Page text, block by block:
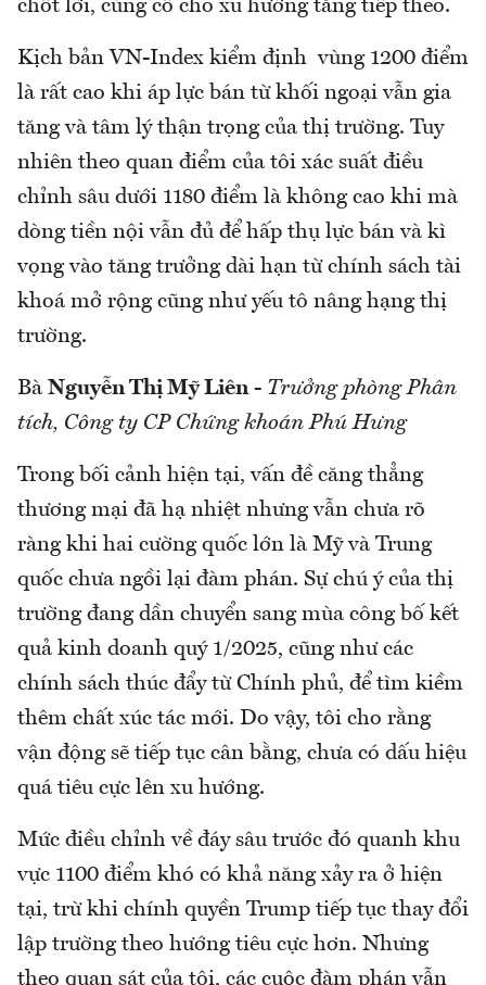
chốt lời, củng cố cho xu hướng tăng tiếp theo.
Kịch bản VN-Index kiểm định vùng 1200 điểm
là rất cao khi áp lực bán từ khối ngoại vẫn gia
tăng và tâm lý thận trọng của thị trường. Tuy
nhiên theo quan điểm của tôi xác suất điều
chỉnh sâu dưới 1180 điểm là không cao khi mà
dòng tiền nội vẫn đủ để hấp thụ lực bán và kì
vọng vào tăng trưởng dài hạn từ chính sách tài
khoá mở rộng cũng như yếu tô nâng hạng thị
trường.
Bà Nguyễn Thị Mỹ Liên- Trưởng phòng Phân
tích, Công ty CP Chứng khoán Phú Hưng
Trong bối cảnh hiện tại, vấn đề căng thẳng
thương mại đã hạ nhiệt nhưng vẫn chưa rõ
ràng khi hai cường quốc lớn là Mỹ và Trung
quốc chưa ngồi lại đàm phán. Sự chú ý của thị
trường đang dần chuyển sang mùa công bố kết
quả kinh doanh quý 1/2025, cũng như các
chính sách thúc đẩy từ Chính phủ, để tìm kiềm
thêm chất xúc tác mới. Do vậy, tôi cho rằng
vận động sẽ tiếp tục cân bằng, chưa có dấu hiệu
quá tiêu cực lên xu hướng.
Mức điều chỉnh về đáy sâu trước đó quanh khu
vực 1100 điểm khó có khả năng xảy ra ở hiện
tại, trừ khi chính quyền Trump tiếp tục thay đổi
lập trường theo hướng tiêu cực hơn. Nhưng
theo quan sát của tôi, các cuộc đàm phán vẫn